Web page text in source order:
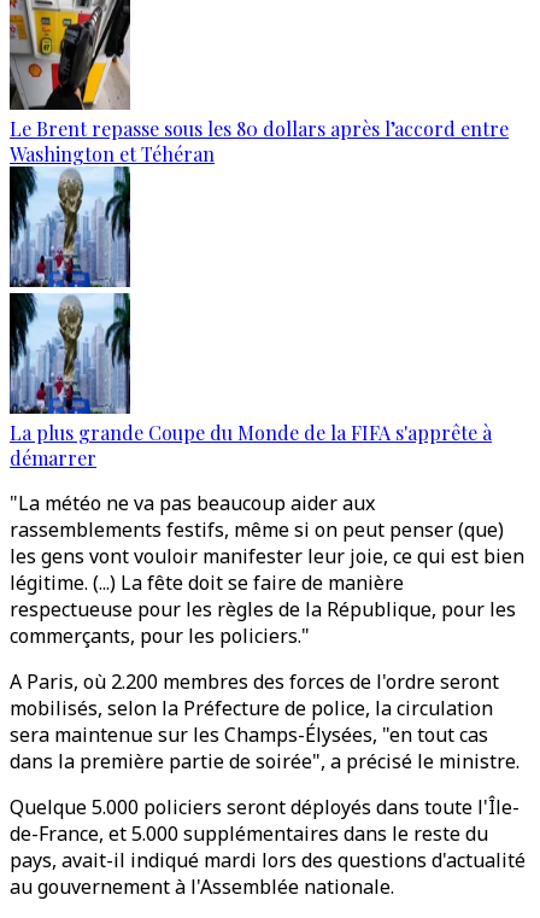
Le Brent repasse sous les 80 dollars après l’accord entre
Washington et Téhéran
La plus grande Coupe du Monde de la FIFA s'apprête à
démarrer
"La météo ne va pas beaucoup aider aux
rassemblements festifs, même si on peut penser (que)
les gens vont vouloir manifester leur joie, ce qui est bien
légitime. (...) La fête doit se faire de manière
respectueuse pour les règles de la République, pour les
commerçants, pour les policiers."
A Paris, où 2.200 membres des forces de l'ordre seront
mobilisés, selon la Préfecture de police, la circulation
sera maintenue sur les Champs-Élysées, "en tout cas
dans la première partie de soirée", a précisé le ministre.
Quelque 5.000 policiers seront déployés dans toute l'Île-
de-France, et 5.000 supplémentaires dans le reste du
pays, avait-il indiqué mardi lors des questions d'actualité
au gouvernement à l'Assemblée nationale.